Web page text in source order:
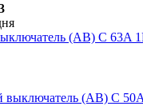
(АВ) C 63A